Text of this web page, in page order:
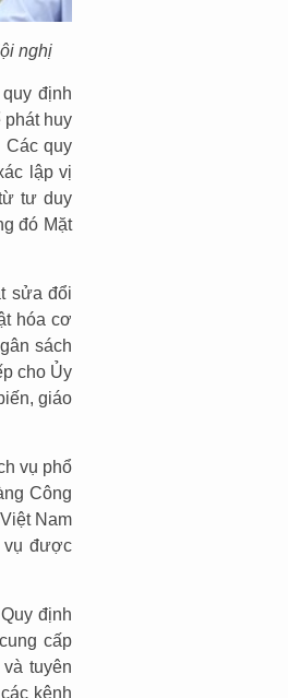
nghị
định
phát huy
Các quy
lập vị
tư duy
đó Mặt
sửa đổi
hóa cơ
sách
cho Ủy
giáo
vụ phổ
Công
Nam
vụ được
định
cấp
tuyên
kênh